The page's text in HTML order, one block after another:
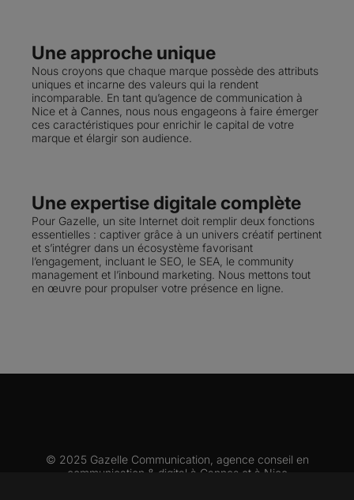
Une approche unique
Nous croyons que chaque marque possède des attributs
uniques et incarne des valeurs qui la rendent
incomparable. En tant qu’agence de communication à
Nice et à Cannes , nous nous engageons à faire émerger
ces caractéristiques pour enrichir le capital de votre
marque et élargir son audience.
Une expertise digitale complète
Pour Gazelle, un site Internet doit remplir deux fonctions
essentielles : captiver grâce à un univers créatif pertinent
et s’intégrer dans un écosystème favorisant
l’engagement, incluant le SEO, le SEA, le community
management et l’inbound marketing. Nous mettons tout
en œuvre pour propulser votre présence en ligne.
© 2025 Gazelle Communication, agence conseil en
communication & digital à Cannes et à Nice